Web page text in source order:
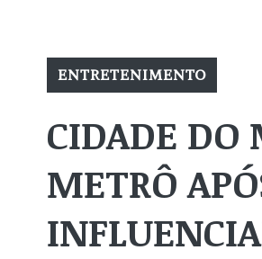
ENTRETENIMENTO
CIDADE DO
METRÔ